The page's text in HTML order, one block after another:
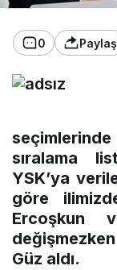
0 Paylaş
sıralama
YSK’ya
göre
Ercoşkun
Güz aldı.